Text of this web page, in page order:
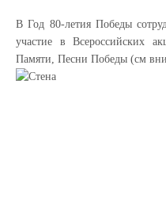
В Год 80-летия Победы
участие в Всероссийских
Памяти, Песни Победы (см